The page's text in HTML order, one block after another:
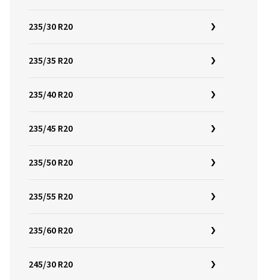
235/30 R20
235/35 R20
235/40 R20
235/45 R20
235/50 R20
235/55 R20
235/60 R20
245/30 R20